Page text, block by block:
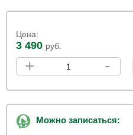
Цена:
3 490 руб.
+ -
Можно записаться: